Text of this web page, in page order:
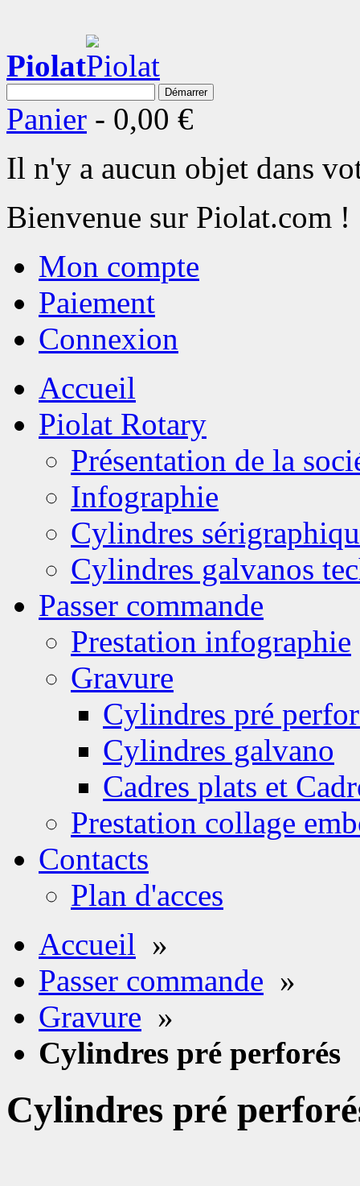
Piolat
Démarrer
Panier - 0,00 €
Il n'y a aucun objet dans
Bienvenue sur Piolat.com !
Mon compte
Paiement
Connexion
Accueil
Piolat Rotary
Présentation de la
Infographie
Cylindres
Cylindres galvanos
Passer commande
Prestation infographie
Gravure
Cylindres pré
Cylindres galvano
Cadres plats et
Prestation collage
Contacts
Plan d'acces
Accueil »
Passer commande »
Gravure »
Cylindres pré perforés
Cylindres pré